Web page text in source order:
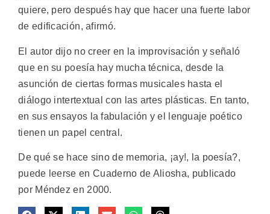
quiere, pero después hay que hacer una fuerte labor
de edificación, afirmó.
El autor dijo no creer en la improvisación y señaló
que en su poesía hay mucha técnica, desde la
asunción de ciertas formas musicales hasta el
diálogo intertextual con las artes plásticas. En tanto,
en sus ensayos la fabulación y el lenguaje poético
tienen un papel central.
De qué se hace sino de memoria, ¡ay!, la poesía?,
puede leerse en Cuaderno de Aliosha, publicado
por Méndez en 2000.